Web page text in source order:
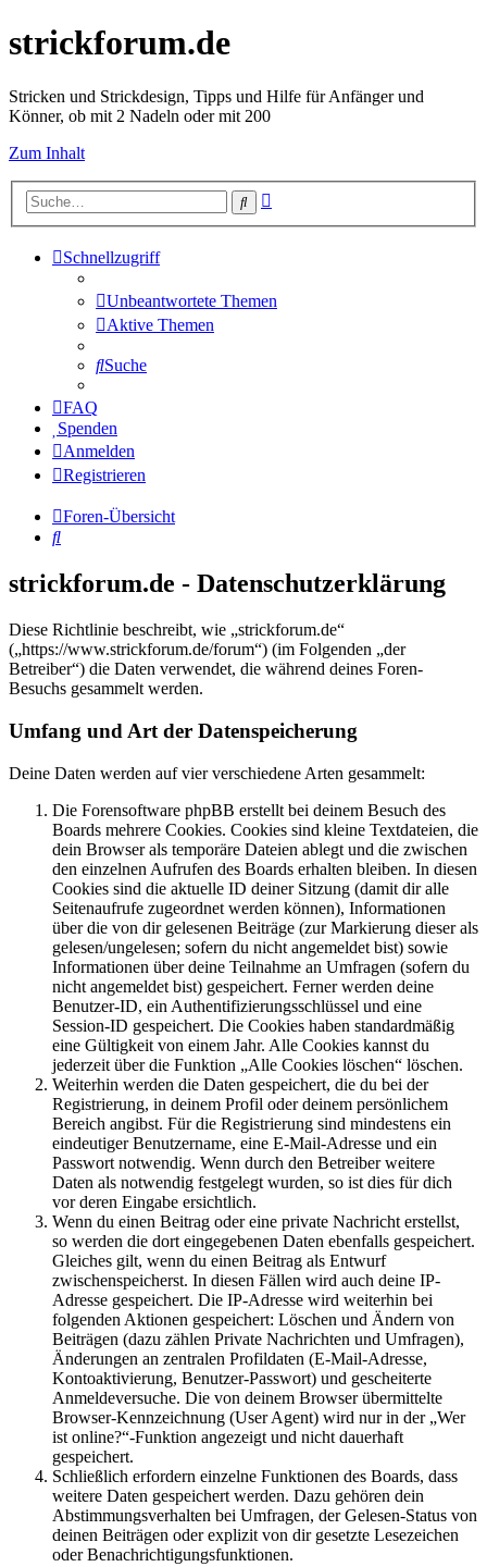
strickforum.de
Stricken und Strickdesign, Tipps und Hilfe für Anfänger und
Könner, ob mit 2 Nadeln oder mit 200
Zum Inhalt
Suche
Schnellzugriff
Unbeantwortete Themen
Aktive Themen
Suche
FAQ
Spenden
Anmelden
Registrieren
Foren-Übersicht
Suche
strickforum.de - Datenschutzerklärung
Diese Richtlinie beschreibt, wie „strickforum.de“
(„https://www.strickforum.de/forum“) (im Folgenden „der
Betreiber“) die Daten verwendet, die während deines Foren-
Besuchs gesammelt werden.
Umfang und Art der Datenspeicherung
Deine Daten werden auf vier verschiedene Arten gesammelt:
Die Forensoftware phpBB erstellt bei deinem Besuch des
Boards mehrere Cookies. Cookies sind kleine Textdateien, die
dein Browser als temporäre Dateien ablegt und die zwischen
den einzelnen Aufrufen des Boards erhalten bleiben. In diesen
Cookies sind die aktuelle ID deiner Sitzung (damit dir alle
Seitenaufrufe zugeordnet werden können), Informationen
über die von dir gelesenen Beiträge (zur Markierung dieser als
gelesen/ungelesen; sofern du nicht angemeldet bist) sowie
Informationen über deine Teilnahme an Umfragen (sofern du
nicht angemeldet bist) gespeichert. Ferner werden deine
Benutzer-ID, ein Authentifizierungsschlüssel und eine
Session-ID gespeichert. Die Cookies haben standardmäßig
eine Gültigkeit von einem Jahr. Alle Cookies kannst du
jederzeit über die Funktion „Alle Cookies löschen“ löschen.
Weiterhin werden die Daten gespeichert, die du bei der
Registrierung, in deinem Profil oder deinem persönlichem
Bereich angibst. Für die Registrierung sind mindestens ein
eindeutiger Benutzername, eine E-Mail-Adresse und ein
Passwort notwendig. Wenn durch den Betreiber weitere
Daten als notwendig festgelegt wurden, so ist dies für dich
vor deren Eingabe ersichtlich.
Wenn du einen Beitrag oder eine private Nachricht erstellst,
so werden die dort eingegebenen Daten ebenfalls gespeichert.
Gleiches gilt, wenn du einen Beitrag als Entwurf
zwischenspeicherst. In diesen Fällen wird auch deine IP-
Adresse gespeichert. Die IP-Adresse wird weiterhin bei
folgenden Aktionen gespeichert: Löschen und Ändern von
Beiträgen (dazu zählen Private Nachrichten und Umfragen),
Änderungen an zentralen Profildaten (E-Mail-Adresse,
Kontoaktivierung, Benutzer-Passwort) und gescheiterte
Anmeldeversuche. Die von deinem Browser übermittelte
Browser-Kennzeichnung (User Agent) wird nur in der „Wer
ist online?“-Funktion angezeigt und nicht dauerhaft
gespeichert.
Schließlich erfordern einzelne Funktionen des Boards, dass
weitere Daten gespeichert werden. Dazu gehören dein
Abstimmungsverhalten bei Umfragen, der Gelesen-Status von
deinen Beiträgen oder explizit von dir gesetzte Lesezeichen
oder Benachrichtigungsfunktionen.